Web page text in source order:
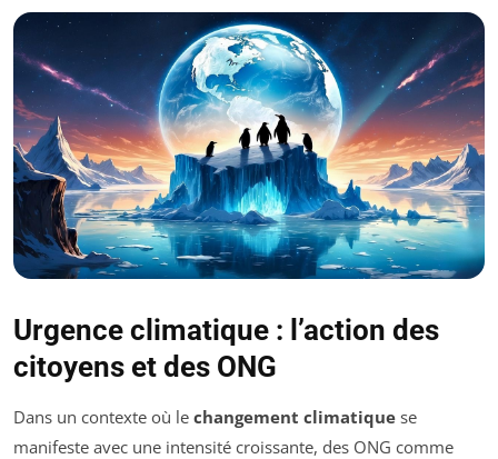
Urgence climatique : l’action des
citoyens et des ONG
Dans un contexte où le changement climatique se
manifeste avec une intensité croissante, des ONG comme